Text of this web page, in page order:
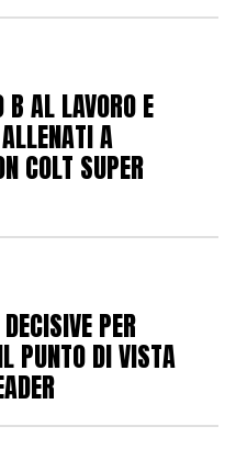
B AL LAVORO E
A
COLT SUPER
PER
PUNTO DI VISTA